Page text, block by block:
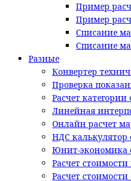
Пример
Пример
Списание
Списание
Разные
Конвертер
Проверка
Расчет
Линейная
Онлайн расчет
НДС калькулятор
Юнит-экономика
Расчет
Расчет стоимости